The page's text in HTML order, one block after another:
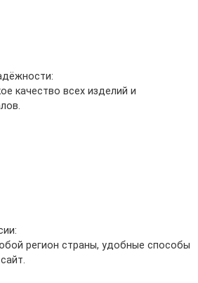
качество всех изделий и
регион страны, удобные способы